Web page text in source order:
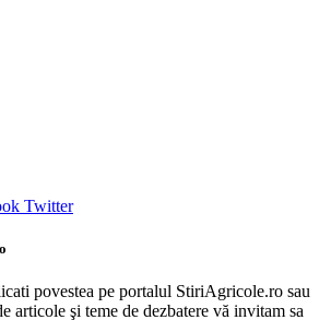
Twitter
povestea pe portalul StiriAgricole.ro sau
articole şi teme de dezbatere vă invitam sa